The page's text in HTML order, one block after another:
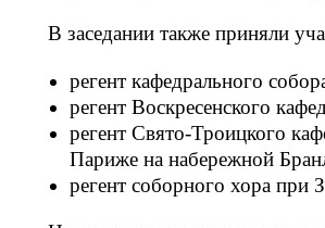
В заседании также приняли
регент кафедрального
регент Воскресенского
регент Свято-Троицкого
Париже на набережной
регент соборного хора